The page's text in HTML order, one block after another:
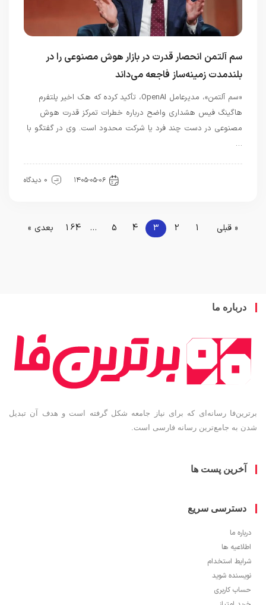
سم آلتمن انحصار قدرت در بازار هوش مصنوعی را در
بلندمدت زمینه‌ساز فاجعه می‌داند
«سم آلتمن»، مدیرعامل OpenAI، تأکید کرده که هک اخیر پلتفرم
هاگینگ فیس هشداری واضح درباره خطرات تمرکز قدرت هوش
مصنوعی در دست چند فرد یا شرکت محدود است. وی در گفتگو با
…
۱۴۰۵-۰۵-۰۶ 0 دیدگاه
« قبلی 1
2
3
4
5
…
164 بعدی »
درباره ما
برترین‌فا رسانه‌ای که برای نیاز جامعه شکل گرفته است و هدف آن تبدیل
شدن به جامع‌ترین رسانه فارسی است.
آخرین پست ها
دسترسی سریع
درباره ما
اطلاعیه ها
شرایط استخدام
نویسنده شوید
حساب کاربری